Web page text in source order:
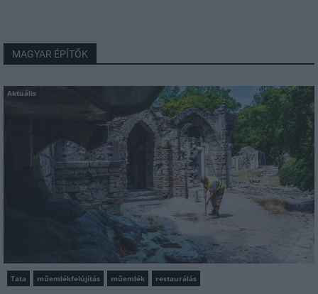
MAGYAR ÉPÍTŐK
Aktuális
Tata műemlékfelújítás műemlék restaurálás